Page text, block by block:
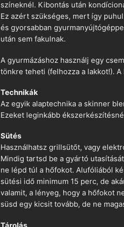
színeknél. Kibontás után
Ez azért szükséges, mert így
és gyorsabban
után sem fakulnak.
A gyurmázáshoz használj egy
tönkre teheti (felhozza a lakkot!).
Technikák
Az egyik alaptechnika a skinner
Ezeket leginkább
Sütés
Használhatsz grillsütőt, vagy
Mindig tartsd be a gyártó
ne lépd túl a hőfokot. Alufóliából
sütési idő minimum 15 perc, de
valamit, a lényeg, hogy a hőfokot
süsd egy kicsit tovább, de ne